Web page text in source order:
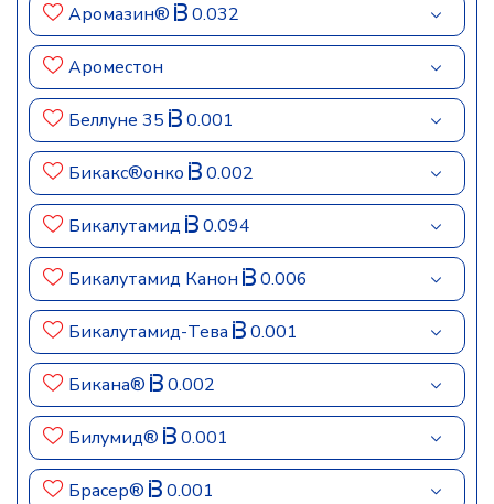
Аромазин® 0.032
Ароместон
Беллуне 35 0.001
Бикакс®онко 0.002
Бикалутамид 0.094
Бикалутамид Канон 0.006
Бикалутамид-Тева 0.001
Бикана® 0.002
Билумид® 0.001
Брасер® 0.001